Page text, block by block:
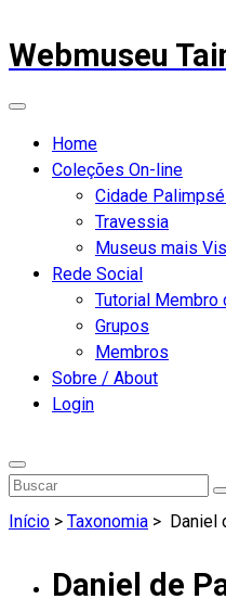
Webmuseu
Home
Coleções On-line
Cidade
Travessia
Museus mais
Rede Social
Tutorial Membro
Grupos
Membros
Sobre / About
Login
Início > Taxonomia > Daniel
Daniel de